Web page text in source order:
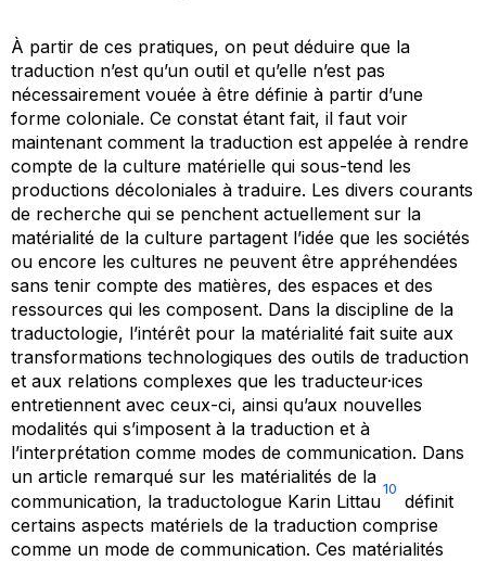
À partir de ces pratiques, on peut déduire que la
traduction n’est qu’un outil et qu’elle n’est pas
nécessairement vouée à être définie à partir d’une
forme coloniale. Ce constat étant fait, il faut voir
maintenant comment la traduction est appelée à rendre
compte de la culture matérielle qui sous-tend les
productions décoloniales à traduire. Les divers courants
de recherche qui se penchent actuellement sur la
matérialité de la culture partagent l’idée que les sociétés
ou encore les cultures ne peuvent être appréhendées
sans tenir compte des matières, des espaces et des
ressources qui les composent. Dans la discipline de la
traductologie, l’intérêt pour la matérialité fait suite aux
transformations technologiques des outils de traduction
et aux relations complexes que les traducteur·ices
entretiennent avec ceux-ci, ainsi qu’aux nouvelles
modalités qui s’imposent à la traduction et à
l’interprétation comme modes de communication. Dans
un article remarqué sur les matérialités de la
communication, la traductologue Karin Littau
10
définit
certains aspects matériels de la traduction comprise
comme un mode de communication. Ces matérialités